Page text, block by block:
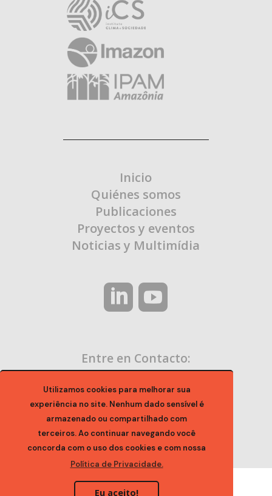
Utilizamos cookies para melhorar sua
experiência no site. Nenhum dado sensível é
armazenado ou compartilhado com
terceiros. Ao continuar navegando você
concorda com o uso dos cookies e com nossa
Política de Privacidade.
Eu aceito!
Inicio
Quiénes somos
Publicaciones
Proyectos y eventos
Noticias y Multimídia
Entre en Contacto: